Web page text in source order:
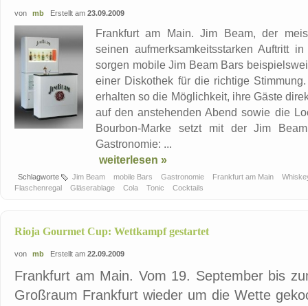
von mb Erstellt am 23.09.2009
Frankfurt am Main. Jim Beam, der
seinen aufmerksamkeitsstarken Auftritt
sorgen mobile Jim Beam Bars
einer Diskothek für die richtige
erhalten so die Möglichkeit, ihre Gäste
auf den anstehenden Abend sowie die
Bourbon-Marke setzt mit der Jim
Gastronomie: ...
weiterlesen »
Schlagworte Jim Beam mobile Bars Gastronomie Frankfurt am Main
Flaschenregal
Gläserablage Cola Tonic Cocktails
Rioja Gourmet Cup: Wettkampf gestartet
von mb Erstellt am 22.09.2009
Frankfurt am Main. Vom 19. September bis
Großraum Frankfurt wieder um die Wette